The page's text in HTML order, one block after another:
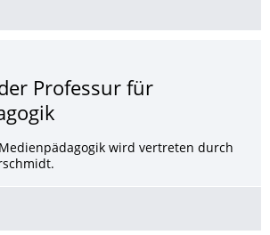
Professur für
wird vertreten durch